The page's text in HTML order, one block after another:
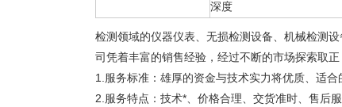
深度
检测领域的仪器仪表、无损检测设备、机械检测
司凭着丰富的销售经验，经过不断的市场探索取
1.服务标准：雄厚的资金与技术实力将优质、适合
2.服务特点：技术*、价格合理、交货准时、售后服